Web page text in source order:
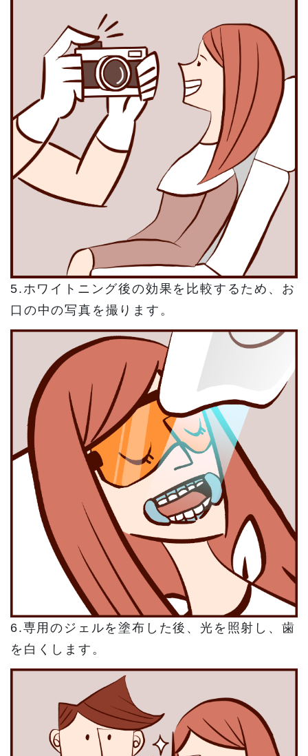
5.ホワイトニング後の効果を比較するため、お
口の中の写真を撮ります。
6.専用のジェルを塗布した後、光を照射し、歯
を白くします。